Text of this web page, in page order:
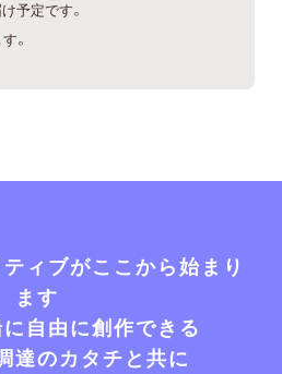
予定です。
。
ィブがここから始まり
ます
自由に創作できる
達のカタチと共に